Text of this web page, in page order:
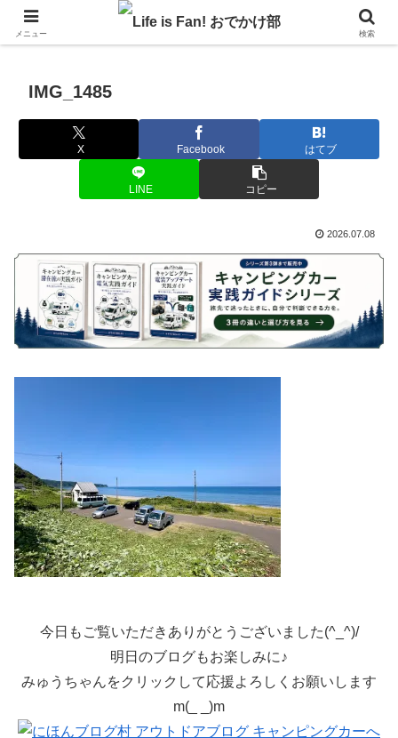
自作キャンピングカーで1年の3分の1を北海道でのんびりバンライフ♪
IMG_1485
X Facebook はてブ
LINE コピー
2026.07.08
今日もご覧いただきありがとうございました(^_^)/
明日のブログもお楽しみに♪
みゅうちゃんをクリックして応援よろしくお願いします
m(_ _)m
メニュー 検索